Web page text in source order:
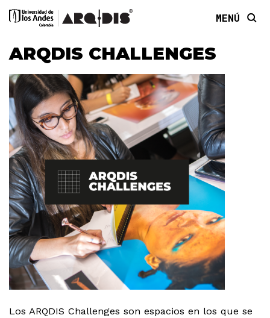
MENÚ
ARQDIS CHALLENGES
Los ARQDIS Challenges son espacios en los que se